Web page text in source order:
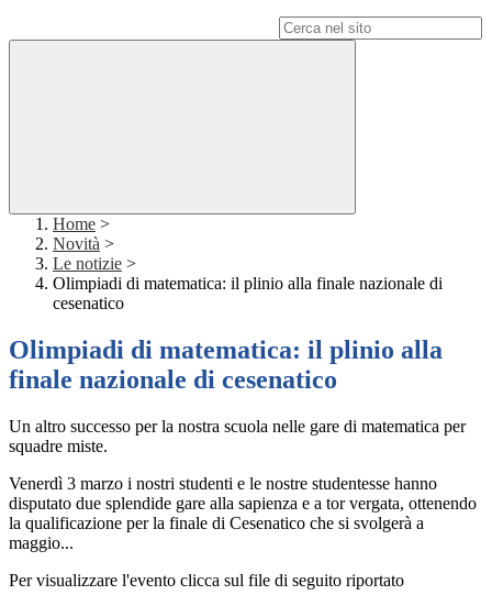
Home >
Novità >
Le notizie >
Olimpiadi di matematica: il plinio alla finale nazionale di
cesenatico
Olimpiadi di matematica: il plinio alla
finale nazionale di cesenatico
Un altro successo per la nostra scuola nelle gare di matematica per
squadre miste.
Venerdì 3 marzo i nostri studenti e le nostre studentesse hanno
disputato due splendide gare alla sapienza e a tor vergata, ottenendo
la qualificazione per la finale di Cesenatico che si svolgerà a
maggio...
Per visualizzare l'evento clicca sul file di seguito riportato